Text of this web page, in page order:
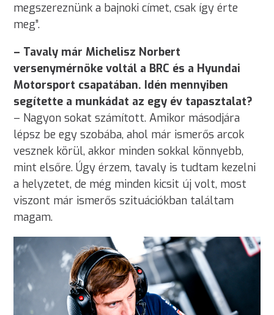
megszereznünk a bajnoki címet, csak így érte
meg”.
– Tavaly már Michelisz Norbert
versenymérnöke voltál a BRC és a Hyundai
Motorsport csapatában. Idén mennyiben
segítette a munkádat az egy év tapasztalat?
– Nagyon sokat számított. Amikor másodjára
lépsz be egy szobába, ahol már ismerős arcok
vesznek körül, akkor minden sokkal könnyebb,
mint elsőre. Úgy érzem, tavaly is tudtam kezelni
a helyzetet, de még minden kicsit új volt, most
viszont már ismerős szituációkban találtam
magam.